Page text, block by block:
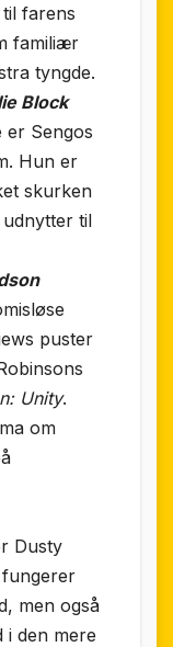
farens
familiær
tyngde.
Block
er Sengos
Hun er
skurken
til
puster
Unity.
om
Dusty
men også
i den mere